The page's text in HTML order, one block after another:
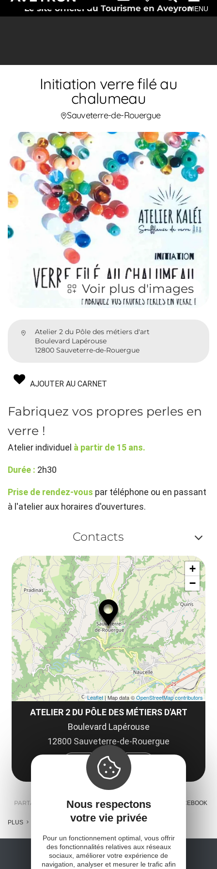
Le site officiel du Tourisme en AveyronMENU
Initiation verre filé au
chalumeau
Sauveterre-de-Rouergue
Voir plus d'images
Atelier 2 du Pôle des métiers d'art
Boulevard Lapérouse
12800 Sauveterre-de-Rouergue
AJOUTER AU CARNET
Fabriquez vos propres perles en
verre !
Atelier individuel à partir de 15 ans.
Durée : 2h30
Prise de rendez-vous par téléphone ou en passant
à l'atelier aux horaires d'ouvertures.
Contacts
ou
ATELIER 2 DU PÔLE DES MÉTIERS D'ART
Boulevard Lapérouse
12800 Sauveterre-de-Rouergue
Obtenir l'itinéraire
+
−
Leaflet | Map data ©OpenStreetMap contributors
PARTAGER : E-MAIL MESSENGER FACEBOOK
PLUS
Nous respectons
votre vie privée
Pour un fonctionnement optimal, vous offrir
des fonctionnalités relatives aux réseaux
sociaux, améliorer votre expérience de
navigation, analyser et mesurer le trafic afin